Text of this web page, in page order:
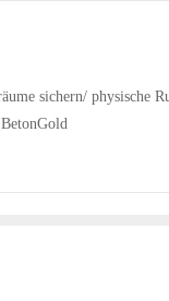
sichern/ physische